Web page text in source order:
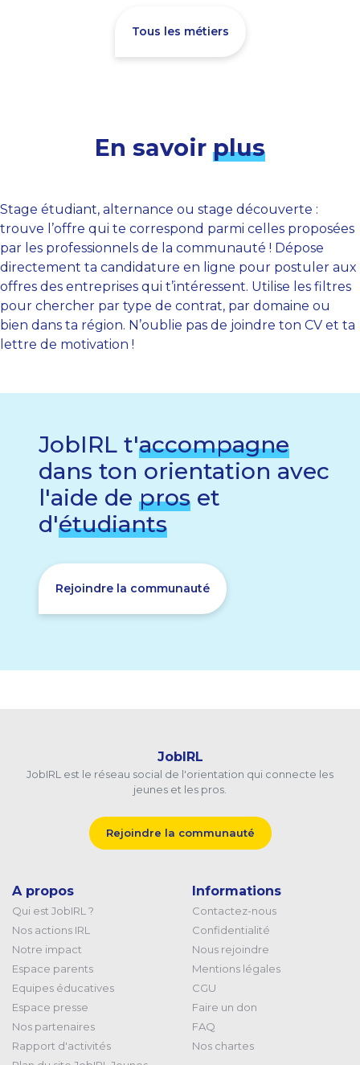
Tous les métiers
En savoir plus
Stage étudiant, alternance ou stage découverte :
trouve l’offre qui te correspond parmi celles proposées
par les professionnels de la communauté ! Dépose
directement ta candidature en ligne pour postuler aux
offres des entreprises qui t’intéressent. Utilise les filtres
pour chercher par type de contrat, par domaine ou
bien dans ta région. N’oublie pas de joindre ton CV et ta
lettre de motivation !
JobIRL t'accompagne
dans ton orientation avec
l'aide de pros et
d'étudiants
Rejoindre la communauté
JobIRL
JobIRL est le réseau social de l'orientation qui connecte les
jeunes et les pros.
Rejoindre la communauté
A propos
Qui est JobIRL ?
Nos actions IRL
Notre impact
Espace parents
Equipes éducatives
Espace presse
Nos partenaires
Rapport d'activités
Informations
Contactez-nous
Confidentialité
Nous rejoindre
Mentions légales
CGU
Faire un don
FAQ
Nos chartes